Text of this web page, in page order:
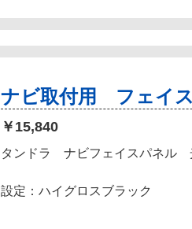
ナビ取付用 フェイス
￥15,840
タンドラ ナビフェイスパネル
設定：ハイグロスブラック